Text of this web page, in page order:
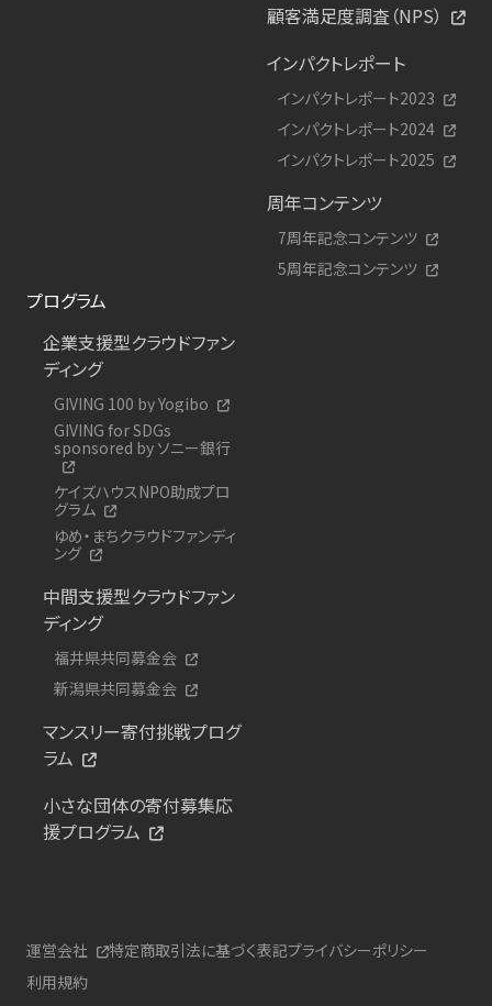
顧客満足度調査（NPS）
インパクトレポート
インパクトレポート2023
インパクトレポート2024
インパクトレポート2025
周年コンテンツ
7周年記念コンテンツ
5周年記念コンテンツ
プログラム
企業支援型クラウドファン
ディング
GIVING 100 by Yogibo
GIVING for SDGs
sponsored by ソニー銀行
ケイズハウスNPO助成プロ
グラム
ゆめ・まちクラウドファンディ
ング
中間支援型クラウドファン
ディング
福井県共同募金会
新潟県共同募金会
マンスリー寄付挑戦プログ
ラム
小さな団体の寄付募集応
援プログラム
運営会社 特定商取引法に基づく表記プライバシーポリシー
利用規約